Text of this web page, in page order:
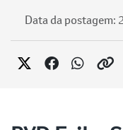
Data da